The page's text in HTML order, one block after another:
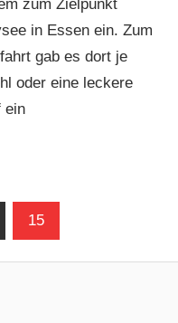
zum Zielpunkt
in Essen ein. Zum
gab es dort je
oder eine leckere
ein
15